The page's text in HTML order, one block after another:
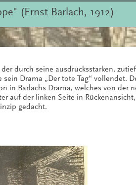
(Ernst Barlach, 1912)
der durch seine ausdrucksstarken,
sein Drama „Der tote Tag“ vollendet.
in Barlachs Drama, welches von
auf der linken Seite in
gedacht.